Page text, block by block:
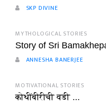
SKP DIVINE
MYTHOLOGICAL STORIES
Story of Sri
ANNESHA BANERJEE
MOTIVATIONAL STORIES
कोथींबीरीची वडी ...